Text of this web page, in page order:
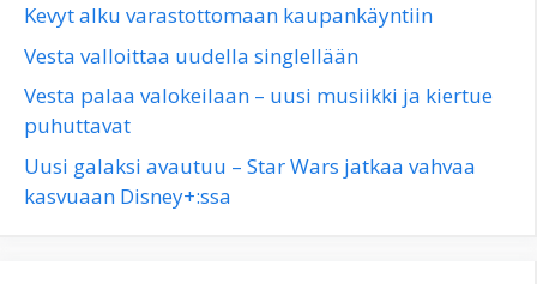
Kevyt alku varastottomaan kaupankäyntiin
Vesta valloittaa uudella singlellään
Vesta palaa valokeilaan – uusi musiikki ja kiertue
puhuttavat
Uusi galaksi avautuu – Star Wars jatkaa vahvaa
kasvuaan Disney+:ssa